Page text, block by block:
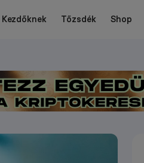
Kezdőknek Tőzsdék Shop